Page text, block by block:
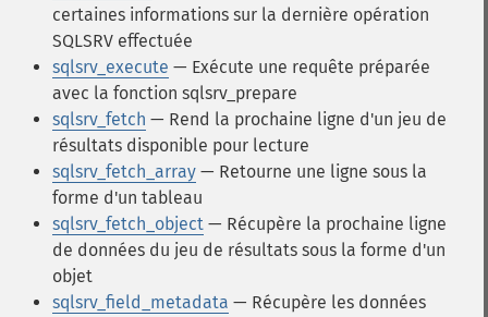
certaines informations sur la dernière opération
SQLSRV effectuée
sqlsrv_execute — Exécute une requête préparée
avec la fonction sqlsrv_prepare
sqlsrv_fetch — Rend la prochaine ligne d'un jeu de
résultats disponible pour lecture
sqlsrv_fetch_array — Retourne une ligne sous la
forme d'un tableau
sqlsrv_fetch_object — Récupère la prochaine ligne
de données du jeu de résultats sous la forme d'un
objet
sqlsrv_field_metadata — Récupère les données